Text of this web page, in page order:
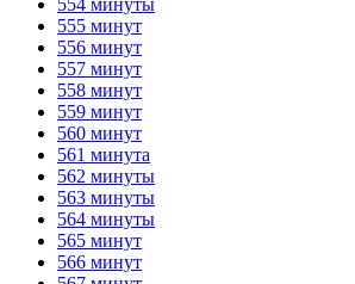
555 минут
556 минут
557 минут
558 минут
559 минут
560 минут
561 минута
562 минуты
563 минуты
564 минуты
565 минут
566 минут